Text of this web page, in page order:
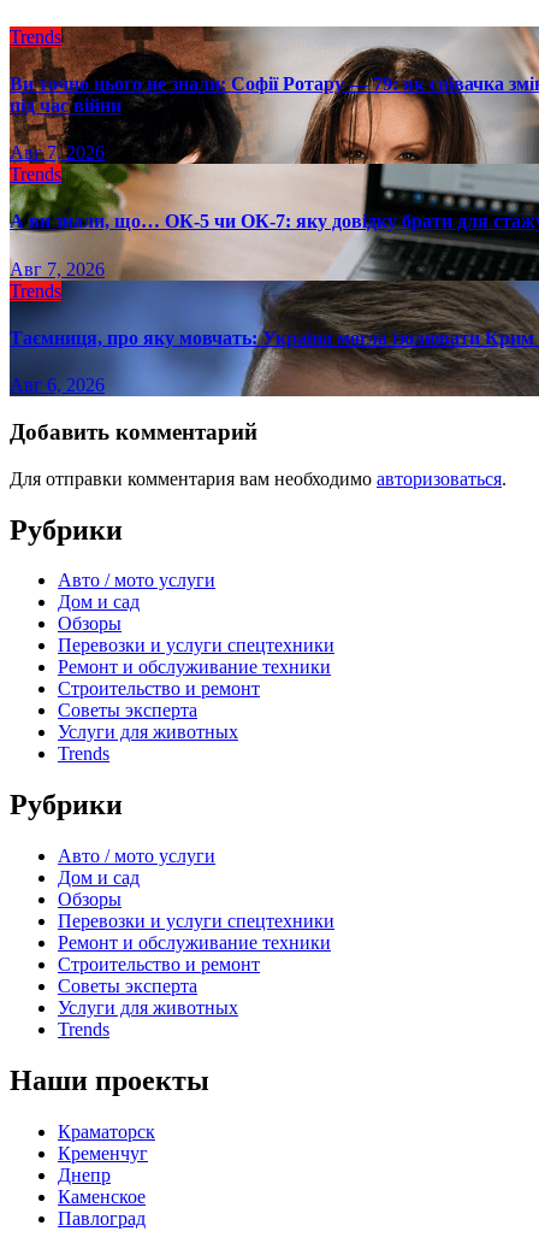
Trends
Ви точно цього не знали: Софії Ротару — 79: як співачка
під час війни
Авг 7, 2026
Trends
А ви знали, що… ОК-5 чи ОК-7: яку довідку брати для
Авг 7, 2026
Trends
Таємниця, про яку мовчать: Україна могла ізолювати
Авг 6, 2026
Добавить комментарий
Для отправки комментария вам необходимо авторизоваться.
Рубрики
Авто / мото услуги
Дом и сад
Обзоры
Перевозки и услуги спецтехники
Ремонт и обслуживание техники
Строительство и ремонт
Советы эксперта
Услуги для животных
Trends
Рубрики
Авто / мото услуги
Дом и сад
Обзоры
Перевозки и услуги спецтехники
Ремонт и обслуживание техники
Строительство и ремонт
Советы эксперта
Услуги для животных
Trends
Наши проекты
Краматорск
Кременчуг
Днепр
Каменское
Павлоград